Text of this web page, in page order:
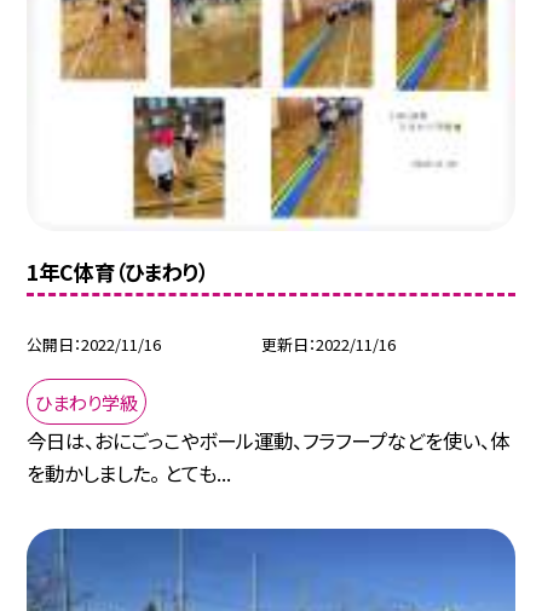
1年C体育（ひまわり）
公開日 2022/11/16 更新日 2022/11/16
ひまわり学級
今日は、おにごっこやボール運動、フラフープなどを使い、体
を動かしました。 とても...